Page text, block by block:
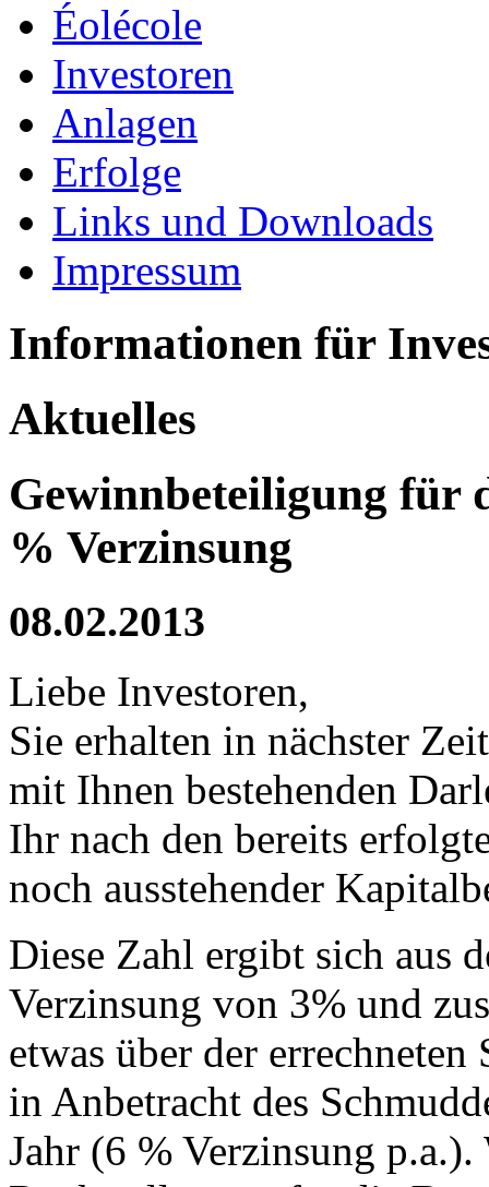
Éolécole
Investoren
Anlagen
Erfolge
Links und Downloads
Impressum
Informationen für
Aktuelles
Gewinnbeteiligung für
% Verzinsung
08.02.2013
Liebe Investoren,
Sie erhalten in nächster
mit Ihnen bestehenden
Ihr nach den bereits
noch ausstehender
Diese Zahl ergibt sich aus
Verzinsung von 3% und
etwas über der
in Anbetracht des
Jahr (6 % Verzinsung